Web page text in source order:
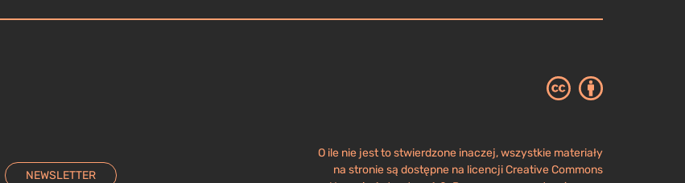
NEWSLETTER
O ile nie jest to stwierdzone inaczej, wszystkie materiały
na stronie są dostępne na licencji Creative Commons